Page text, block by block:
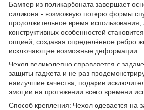
Бампер из поликарбоната завершает
силикона - возможную потерю формы
продолжительное время использования,
конструктивных особенностей
опцией, создавая определённое ребро
исключающее возможные деформации.
Чехол великолепно справляется с
защиты гаджета и не раз
наилучшие качества, подарив
эмоции на протяжении всего времени
Способ крепления: Чехол одевается на